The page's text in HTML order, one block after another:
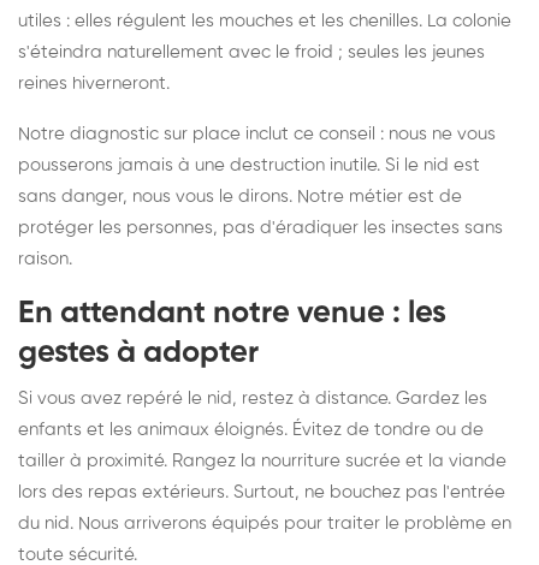
utiles : elles régulent les mouches et les chenilles. La colonie
s'éteindra naturellement avec le froid ; seules les jeunes
reines hiverneront.
Notre diagnostic sur place inclut ce conseil : nous ne vous
pousserons jamais à une destruction inutile. Si le nid est
sans danger, nous vous le dirons. Notre métier est de
protéger les personnes, pas d'éradiquer les insectes sans
raison.
En attendant notre venue : les
gestes à adopter
Si vous avez repéré le nid, restez à distance. Gardez les
enfants et les animaux éloignés. Évitez de tondre ou de
tailler à proximité. Rangez la nourriture sucrée et la viande
lors des repas extérieurs. Surtout, ne bouchez pas l'entrée
du nid. Nous arriverons équipés pour traiter le problème en
toute sécurité.